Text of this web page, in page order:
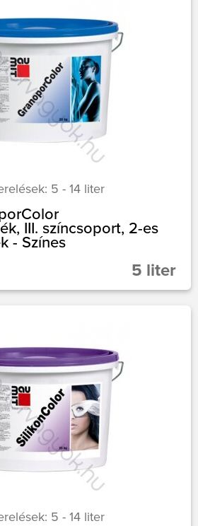
5 - 14 liter
III. színcsoport, 2-es
- Színes
5 liter
5 - 14 liter